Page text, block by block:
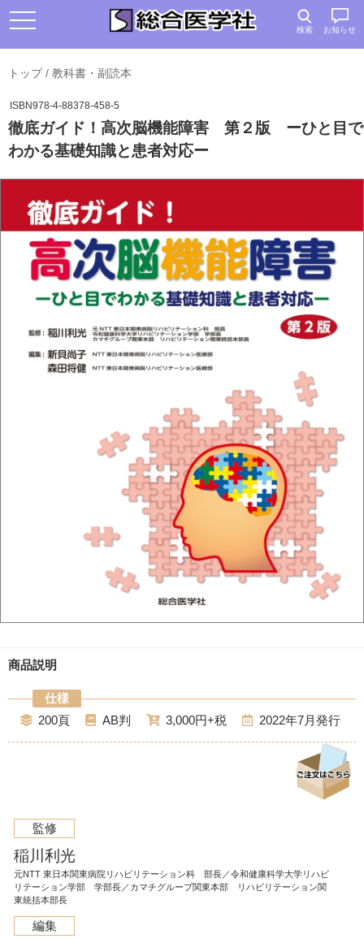
検索 お知らせ
トップ/ 教科書・副読本
ISBN978-4-88378-458-5
徹底ガイド！高次脳機能障害 第２版 ーひと目で
わかる基礎知識と患者対応ー
商品説明
200 AB 3,000 2022年7月
監修
稲川利光
元NTT 東日本関東病院リハビリテーション科 部長／令和健康科学大学リハビ
リテーション学部 学部長／カマチグループ関東本部 リハビリテーション関
東統括本部長
編集